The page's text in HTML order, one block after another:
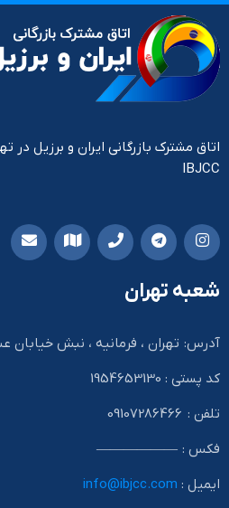
اتاق مشترک بازرگانی ایران و برزیل در
IBJCC
شعبه تهران
آدرس: تهران ، فرمانیه ، نبش خیابان
کد پستی : 1954653130
تلفن : 09107286466
فکس : ——————
ایمیل : info@ibjcc.com